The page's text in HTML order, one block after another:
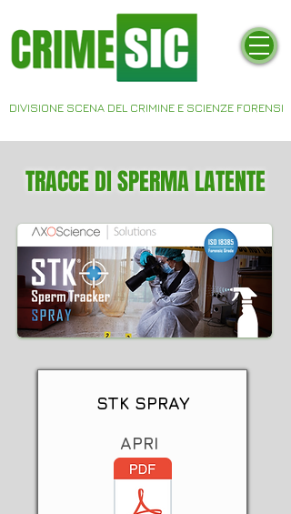
DIVISIONE SCENA DEL CRIMINE E SCIENZE FORENSI
STK SPRAY
APRI
TRACCE DI SPERMA LATENTE